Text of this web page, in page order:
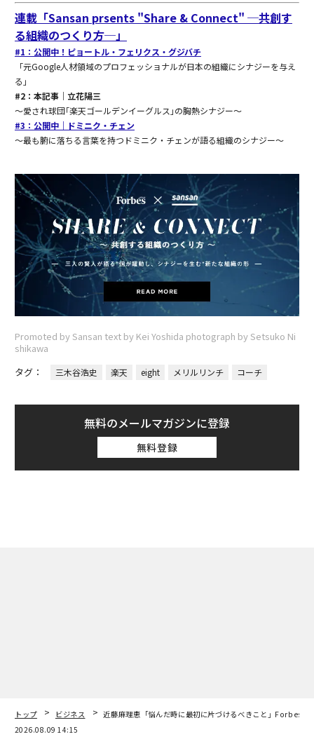
連載「Sansan prsents "Share & Connect" ─共創す
る組織のつくり方─」
#1：公開中！ピョートル・フェリクス・グジバチ
「元Google人材領域のプロフェッショナルが日本の組織にシナジーを与え
る」
#2：本記事｜立花陽三
〜愛され球団｢楽天ゴールデンイーグルス｣の胸熱シナジー〜
#3：公開中｜ドミニク・チェン
〜最も腑に落ちる言葉を持つドミニク・チェンが語る組織のシナジー〜
Promoted by Sansan text by Kei Yoshida photograph by Setsuko Ni
shikawa
タグ：
三木谷浩史 楽天 eight メリルリンチ コーチ
無料のメールマガジンに登録
無料登録
トップ ビジネス
近藤麻理恵「悩んだ時に最初に片づけるべきこと」Forbes
2026.08.09 14:15